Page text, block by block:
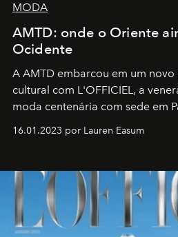
MODA
AMTD: onde o Oriente
Ocidente
A AMTD embarcou em um
cultural com L'OFFICIEL, a
moda centenária com sede em
16.01.2023 por Lauren Easum